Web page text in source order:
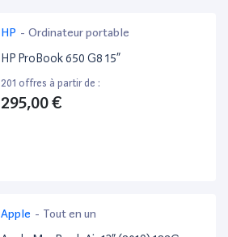
HP - Ordinateur portable
HP ProBook 650 G8 15”
201 offres à partir de :
295,00 €
Apple - Tout en un